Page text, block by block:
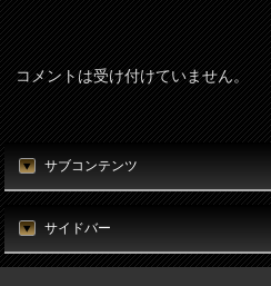
コメントは受け付けていません。
サブコンテンツ
サイドバー